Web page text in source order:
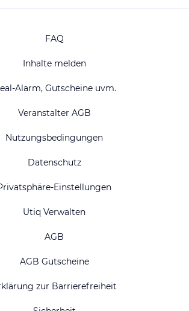
FAQ
Inhalte melden
Alarm, Gutscheine uvm.
Veranstalter AGB
Nutzungsbedingungen
Datenschutz
Einstellungen
Utiq Verwalten
AGB
AGB Gutscheine
zur Barrierefreiheit